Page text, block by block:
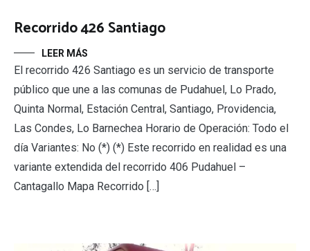
Recorrido 426 Santiago
LEER MÁS
El recorrido 426 Santiago es un servicio de transporte
público que une a las comunas de Pudahuel, Lo Prado,
Quinta Normal, Estación Central, Santiago, Providencia,
Las Condes, Lo Barnechea Horario de Operación: Todo el
día Variantes: No (*) (*) Este recorrido en realidad es una
variante extendida del recorrido 406 Pudahuel –
Cantagallo Mapa Recorrido […]